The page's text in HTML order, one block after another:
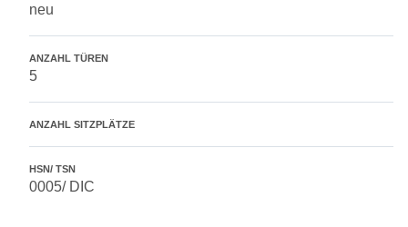
neu
ANZAHL TÜREN
5
ANZAHL SITZPLÄTZE
HSN/ TSN
0005/ DIC